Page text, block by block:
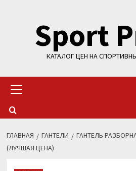
содержимомуSport
КАТАЛОГ ЦЕН НА
меню
ГЛАВНАЯ ГАНТЕЛИ
ГАНТЕЛЬ
(ЛУЧШАЯ ЦЕНА)